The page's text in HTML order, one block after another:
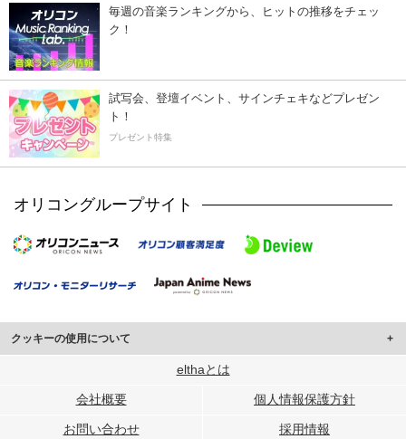
毎週の音楽ランキングから、ヒットの推移をチェッ
ク！
試写会、登壇イベント、サインチェキなどプレゼン
ト！
プレゼント特集
オリコングループサイト
クッキーの使用について
このサイトでは Cookie を使用して、ユーザーに合わせたコンテンツや広告の
行っています。
メディアや広告配信、データ解析の各パートナーに提供しています。
elthaとは
会社概要 個人情報保護方針
お問い合わせ 採用情報